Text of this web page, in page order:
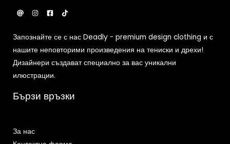
Запознайте се с нас Deadly - premium design clothing и с
нашите неповторими произведения на тениски и дрехи!
Дизайнери създават специално за вас уникални
илюстрации.
Бързи връзки
За нас